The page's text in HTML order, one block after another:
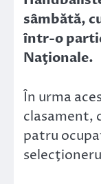
sâmbătă,
într-o
Naţionale.
În urma
clasament,
patru